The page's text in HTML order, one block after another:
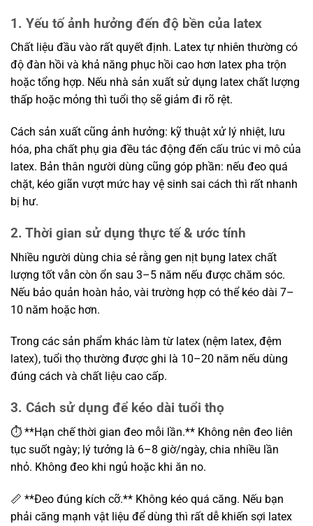
1. Yếu tố ảnh hưởng đến độ bền của latex
Chất liệu đầu vào rất quyết định. Latex tự nhiên thường có
độ đàn hồi và khả năng phục hồi cao hơn latex pha trộn
hoặc tổng hợp. Nếu nhà sản xuất sử dụng latex chất lượng
thấp hoặc mỏng thì tuổi thọ sẽ giảm đi rõ rệt.
Cách sản xuất cũng ảnh hưởng: kỹ thuật xử lý nhiệt, lưu
hóa, pha chất phụ gia đều tác động đến cấu trúc vi mô của
latex. Bản thân người dùng cũng góp phần: nếu đeo quá
chặt, kéo giãn vượt mức hay vệ sinh sai cách thì rất nhanh
bị hư.
2. Thời gian sử dụng thực tế & ước tính
Nhiều người dùng chia sẻ rằng gen nịt bụng latex chất
lượng tốt vẫn còn ổn sau 3–5 năm nếu được chăm sóc.
Nếu bảo quản hoàn hảo, vài trường hợp có thể kéo dài 7–
10 năm hoặc hơn.
Trong các sản phẩm khác làm từ latex (nệm latex, đệm
latex), tuổi thọ thường được ghi là 10–20 năm nếu dùng
đúng cách và chất liệu cao cấp.
3. Cách sử dụng để kéo dài tuổi thọ
⏱️ **Hạn chế thời gian đeo mỗi lần.** Không nên đeo liên
tục suốt ngày; lý tưởng là 6–8 giờ/ngày, chia nhiều lần
nhỏ. Không đeo khi ngủ hoặc khi ăn no.
📏 **Đeo đúng kích cỡ.** Không kéo quá căng. Nếu bạn
phải căng mạnh vật liệu để dùng thì rất dễ khiến sợi latex